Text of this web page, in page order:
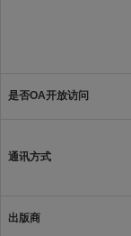
是否OA开放访问
通讯方式
出版商